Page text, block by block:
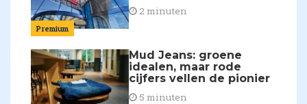
Premium
2 minuten
Mud Jeans: groene
idealen, maar rode
cijfers vellen de pionier
5 minuten